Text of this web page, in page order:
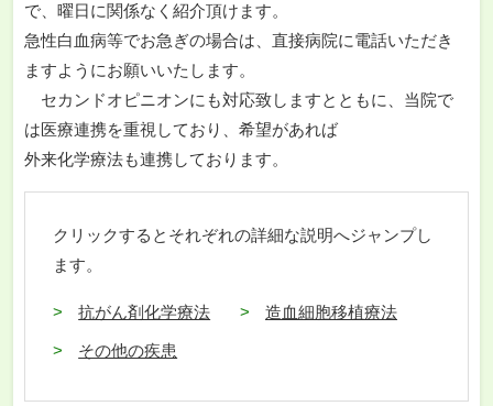
で、曜日に関係なく紹介頂けます。
急性白血病等でお急ぎの場合は、直接病院に電話いただき
ますようにお願いいたします。
セカンドオピニオンにも対応致しますとともに、当院で
は医療連携を重視しており、希望があれば
外来化学療法も連携しております。
クリックするとそれぞれの詳細な説明へジャンプし
ます。
抗がん剤化学療法 造血細胞移植療法
その他の疾患